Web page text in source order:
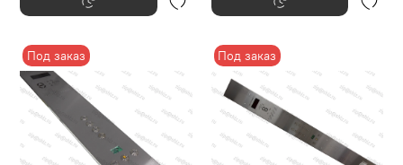
Под заказ Под заказ